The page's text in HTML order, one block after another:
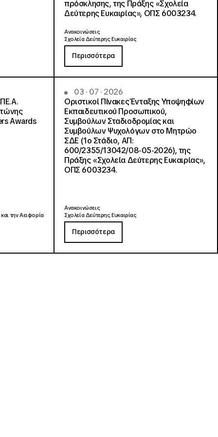
πρόσκλησης, της Πράξης «Σχολεία
Δεύτερης Ευκαιρίας», ΟΠΣ 6003234.
Ανακοινώσεις
Σχολεία Δεύτερης Ευκαιρίας
Περισσότερα
Awards
την Αειφορία
03 · 07 · 2026
Οριστικοί Πίνακες Ένταξης Υποψηφίων
Εκπαιδευτικού Προσωπικού,
Συμβούλων Σταδιοδρομίας και
Συμβούλων Ψυχολόγων στο Μητρώο
ΣΔΕ (1ο Στάδιο, ΑΠ:
600/2355/13042/08-05-2026), της
Πράξης «Σχολεία Δεύτερης Ευκαιρίας»,
ΟΠΣ 6003234.
Ανακοινώσεις
Σχολεία Δεύτερης Ευκαιρίας
Περισσότερα